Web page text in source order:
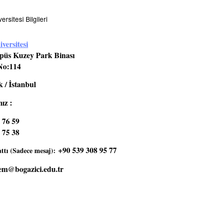
Bilgileri
Kuzey Park Binası
/ İstanbul
:
59
38
(Sadece mesaj): +90 539 308 95 77